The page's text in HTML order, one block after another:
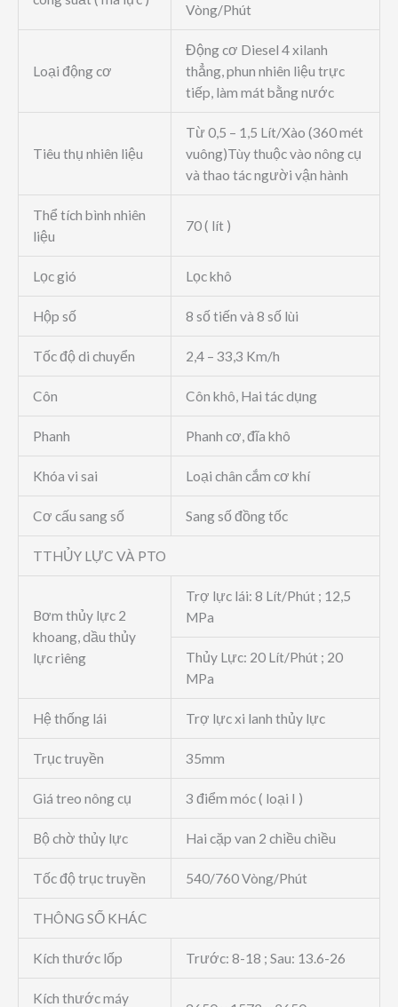
Vòng/Phút
Loại động cơ
Động cơ Diesel 4 xilanh
thẳng, phun nhiên liệu trực
tiếp, làm mát bằng nước
Tiêu thụ nhiên liệu
Từ 0,5 – 1,5 Lít/Xào (360 mét
vuông)Tùy thuộc vào nông cụ
và thao tác người vận hành
Thể tích bình nhiên
liệu
70 ( lít )
Lọc gió Lọc khô
Hộp số 8 số tiến và 8 số lùi
Tốc độ di chuyển 2,4 – 33,3 Km/h
Côn Côn khô, Hai tác dụng
Phanh Phanh cơ, đĩa khô
Khóa vi sai Loại chân cắm cơ khí
Cơ cấu sang số Sang số đồng tốc
TTHỦY LỰC VÀ PTO
Bơm thủy lực 2
khoang, dầu thủy
lực riêng
Trợ lực lái: 8 Lít/Phút ; 12,5
MPa
Thủy Lực: 20 Lít/Phút ; 20
MPa
Hệ thống lái Trợ lực xi lanh thủy lực
Trục truyền 35mm
Giá treo nông cụ 3 điểm móc ( loại I )
Bộ chờ thủy lực Hai cặp van 2 chiều chiều
Tốc độ trục truyền 540/760 Vòng/Phút
THÔNG SỐ KHÁC
Kích thước lốp Trước: 8-18 ; Sau: 13.6-26
Kích thước máy